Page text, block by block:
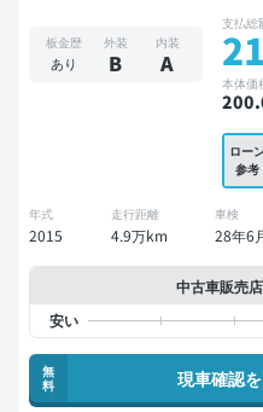
板金歴
あり
外装
B
内装
A
支払総
本体価
200
ロー
参考
年式
2015
走行距離
4.9万km
車検
28年6
中古車販売
無
料
現車確認